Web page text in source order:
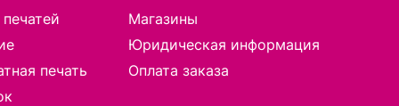
печать
Магазины
Юридическая информация
Оплата заказа